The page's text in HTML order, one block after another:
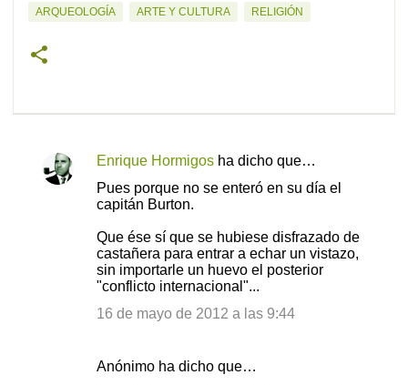
ARQUEOLOGÍA ARTE Y CULTURA RELIGIÓN
C
Enrique Hormigos ha dicho que…
Pues porque no se enteró en su día el
capitán Burton.
Que ése sí que se hubiese disfrazado de
castañera para entrar a echar un vistazo,
sin importarle un huevo el posterior
"conflicto internacional"...
16 de mayo de 2012 a las 9:44
Anónimo ha dicho que…